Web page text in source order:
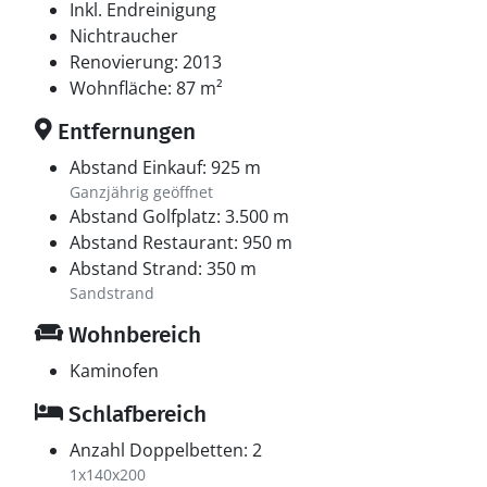
Inkl. Endreinigung
Nichtraucher
Renovierung: 2013
Wohnfläche: 87 m²
Entfernungen
Abstand Einkauf: 925 m
Ganzjährig geöffnet
Abstand Golfplatz: 3.500 m
Abstand Restaurant: 950 m
Abstand Strand: 350 m
Sandstrand
Wohnbereich
Kaminofen
Schlafbereich
Anzahl Doppelbetten: 2
1x140x200